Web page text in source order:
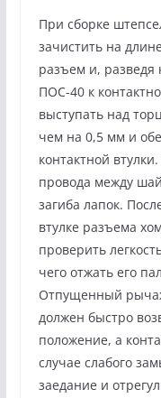
При сборке
зачистить на
разъем и,
ПОС-40 к
выступать над
чем на 0,5 мм и
контактной
провода между
загиба лапок.
втулке разъема
проверить
чего отжать его
Отпущенный
должен быстро
положение, а
случае слабого
заедание и